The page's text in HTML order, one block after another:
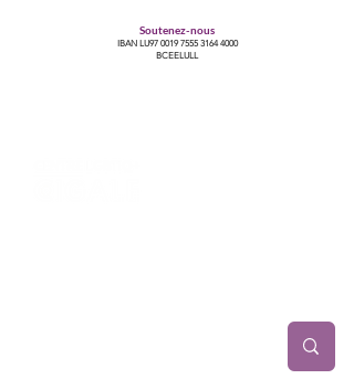
Soutenez-nous
IBAN LU97 0019 7555 3164 4000
BCEELULL